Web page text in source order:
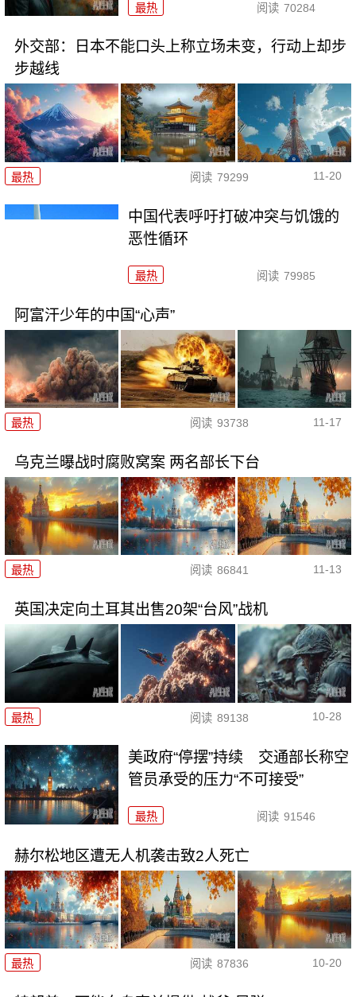
最热 阅读 70284
外交部：日本不能口头上称立场未变，行动上却步
步越线
最热 阅读 79299 11-20
中国代表呼吁打破冲突与饥饿的
恶性循环
最热 阅读 79985
阿富汗少年的中国“心声”
最热 阅读 93738 11-17
乌克兰曝战时腐败窝案 两名部长下台
最热 阅读 86841 11-13
英国决定向土耳其出售20架“台风”战机
最热 阅读 89138 10-28
美政府“停摆”持续 交通部长称空
管员承受的压力“不可接受”
最热 阅读 91546
赫尔松地区遭无人机袭击致2人死亡
最热 阅读 87836 10-20